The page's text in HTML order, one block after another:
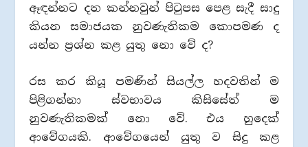
ඈඳන්නට දත කන්නවුන් පිටුපස පෙළ සැදී සාදු
කියන සමාජයක නුවණැතිකම කොපමණ ද
යන්න ප්‍රශ්න කළ යුතු නො වේ ද?
රස කර කියූ පමණින් සියල්ල හදවතින් ම
පිළිගන්නා ස්වභාවය කිසිසේත් ම
නුවණැතිකමක් නො වේ. එය හුදෙක්
ආවේගයකි. ආවේගයෙන් යුතු ව සිදු කළ